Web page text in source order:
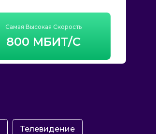
Самая Высокая Скорость
800 МБИТ/С
Телевидение